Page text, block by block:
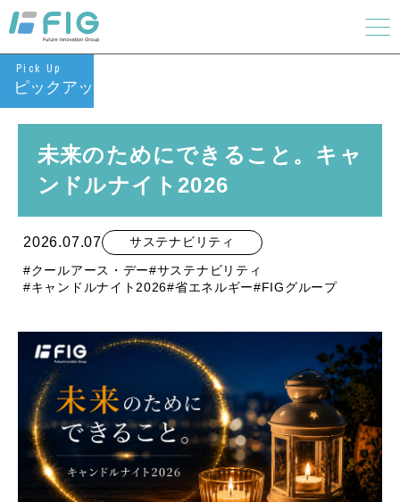
Pick Up
ピックアップ
未来のためにできること。キャ
ンドルナイト2026
2026.07.07
サステナビリティ
#クールアース・デー#サステナビリティ
#キャンドルナイト2026#省エネルギー#FIGグループ